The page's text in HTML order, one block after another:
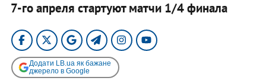
7-го апреля стартуют матчи 1/4 финала
Додати LB.ua як бажане
джерело в Google